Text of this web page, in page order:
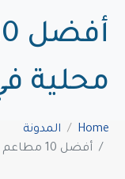
محلية
Home
المدونة
أفضل 10 مطاعم تركية محلية في اسطنبول